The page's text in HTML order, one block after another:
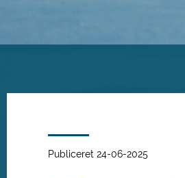
Publiceret 24-06-2025